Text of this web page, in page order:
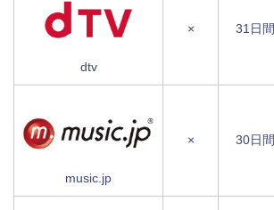
dtv
× 31日間
music.jp
× 30日間